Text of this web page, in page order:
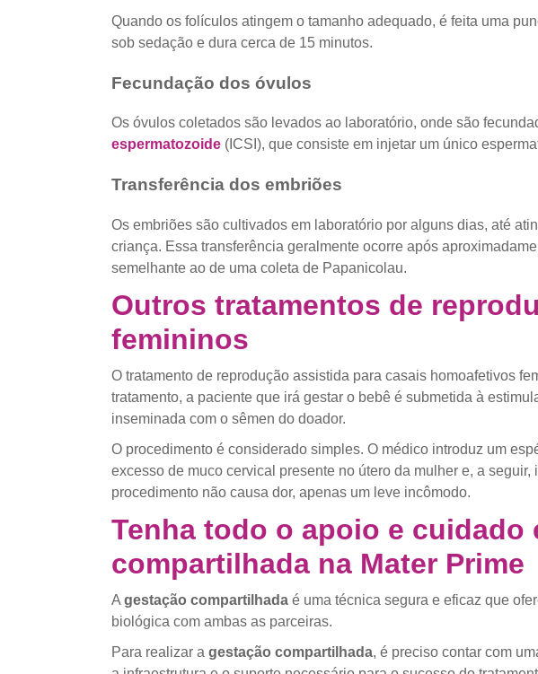
Quando os folículos atingem o tamanho adequado, é feita uma
sob sedação e dura cerca de 15 minutos.
Fecundação dos óvulos
Os óvulos coletados são levados ao laboratório, onde são
espermatozoide(ICSI), que consiste em injetar um único
Transferência dos embriões
Os embriões são cultivados em laboratório por alguns dias, até
criança. Essa transferência geralmente ocorre após
semelhante ao de uma coleta de Papanicolau.
Outros tratamentos de
femininos
O tratamento de reprodução assistida para casais homoafetivos
tratamento, a paciente que irá gestar o bebê é submetida à
inseminada com o sêmen do doador.
O procedimento é considerado simples. O médico introduz um
excesso de muco cervical presente no útero da mulher e, a
procedimento não causa dor, apenas um leve incômodo.
Tenha todo o apoio e cuidado
compartilhada na Mater Prime
A gestação compartilhadaé uma técnica segura e eficaz que
biológica com ambas as parceiras.
Para realizar a gestação compartilhada, é preciso contar com